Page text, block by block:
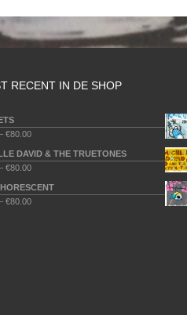
RECENT IN DE SHOP
€80.00
DAVID & THE TRUETONES
€80.00
€80.00